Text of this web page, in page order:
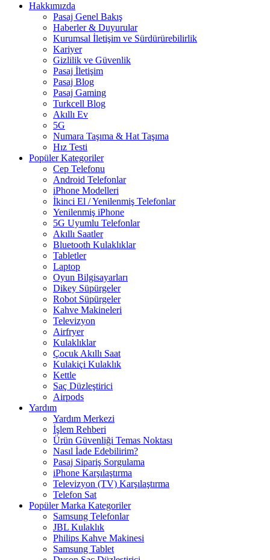
Hakkımızda
Pasaj Genel Bakış
Haberler & Duyurular
Kurumsal İletişim ve Sürdürürebilirlik
Kariyer
Gizlilik ve Güvenlik
Pasaj İletişim
Pasaj Blog
Pasaj Gaming
Turkcell Blog
Akıllı Ev
5G
Numara Taşıma & Hat Taşıma
Hız Testi
Popüler Kategoriler
Cep Telefonu
Android Telefonlar
iPhone Modelleri
İkinci El / Yenilenmiş Telefonlar
Yenilenmiş iPhone
5G Uyumlu Telefonlar
Akıllı Saatler
Bluetooth Kulaklıklar
Tabletler
Laptop
Oyun Bilgisayarları
Dikey Süpürgeler
Robot Süpürgeler
Kahve Makineleri
Televizyon
Airfryer
Kulaklıklar
Çocuk Akıllı Saat
Kulakiçi Kulaklık
Kettle
Saç Düzleştirici
Airpods
Yardım
Yardım Merkezi
İşlem Rehberi
Ürün Güvenliği Temas Noktası
Nasıl İade Edebilirim?
Pasaj Sipariş Sorgulama
iPhone Karşılaştırma
Televizyon (TV) Karşılaştırma
Telefon Sat
Popüler Marka Kategoriler
Samsung Telefonlar
JBL Kulaklık
Philips Kahve Makinesi
Samsung Tablet